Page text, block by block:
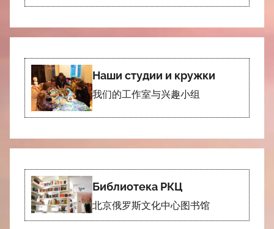
Наши студии и кружки
我们的工作室与兴趣小组
Библиотека РКЦ
北京俄罗斯文化中心图书馆